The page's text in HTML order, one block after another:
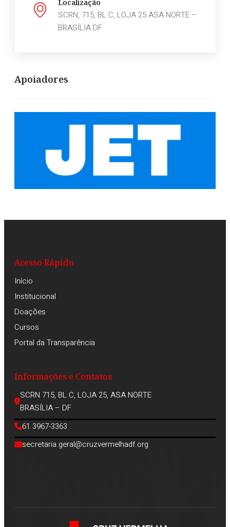
Localização
SCRN, 715, BL C, LOJA 25 ASA NORTE –
BRASÍLIA DF
Apoiadores
Acesso Rápido
Início
Institucional
Doações
Cursos
Portal da Transparência
Informações e Contatos
SCRN 715, BL C, LOJA 25, ASA NORTE
BRASÍLIA – DF
61 3967-3363
secretaria.geral@cruzvermelhadf.org